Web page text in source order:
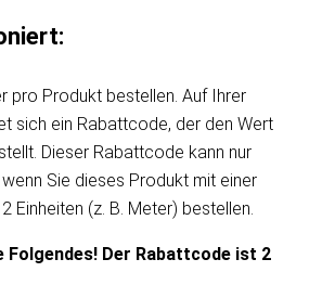
pro Produkt bestellen. Auf Ihrer
sich ein Rabattcode, der den Wert
Dieser Rabattcode kann nur
Sie dieses Produkt mit einer
Einheiten (z. B. Meter) bestellen.
Folgendes! Der Rabattcode ist 2